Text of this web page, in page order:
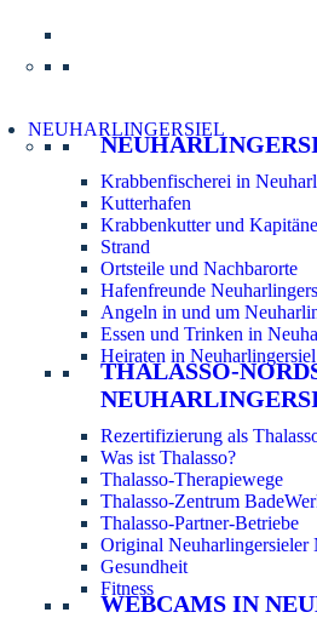
NEUHARLINGERSIEL
Krabbenfischerei in
Kutterhafen
Krabbenkutter und Kapitäne
Strand
Ortsteile und Nachbarorte
Hafenfreunde
Angeln in und um
Essen und Trinken in
Heiraten in Neuharlingersiel
THALASSO-
Rezertifizierung als
Was ist Thalasso?
Thalasso-Therapiewege
Thalasso-Zentrum
Thalasso-Partner-Betriebe
Original Neuharlingersieler
Gesundheit
Fitness
WEBCAMS IN